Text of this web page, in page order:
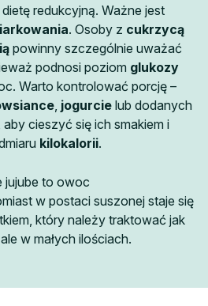
redukcyjną. Ważne jest
. Osoby z cukrzycą
powinny szczególnie uważać
podnosi poziom glukozy
Warto kontrolować porcję –
jogurcie lub dodanych
cieszyć się ich smakiem i
kilokalorii.
jujube to owoc
w postaci suszonej staje się
który należy traktować jak
w małych ilościach.